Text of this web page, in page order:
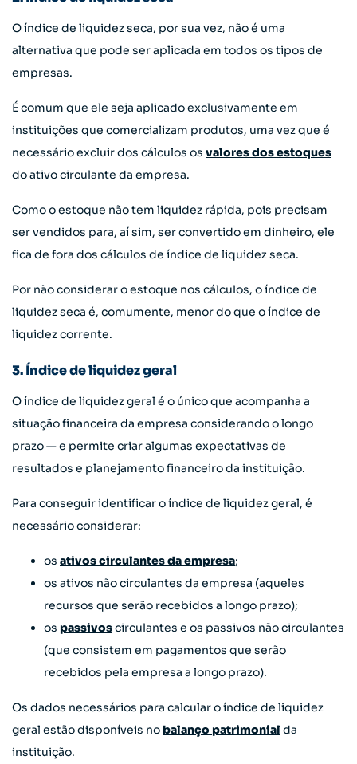
O índice de liquidez seca, por sua vez, não é uma
alternativa que pode ser aplicada em todos os tipos de
empresas.
É comum que ele seja aplicado exclusivamente em
instituições que comercializam produtos, uma vez que é
necessário excluir dos cálculos os valores dos estoques
do ativo circulante da empresa.
Como o estoque não tem liquidez rápida, pois precisam
ser vendidos para, aí sim, ser convertido em dinheiro, ele
fica de fora dos cálculos de índice de liquidez seca.
Por não considerar o estoque nos cálculos, o índice de
liquidez seca é, comumente, menor do que o índice de
liquidez corrente.
3. Índice de liquidez geral
O índice de liquidez geral é o único que acompanha a
situação financeira da empresa considerando o longo
prazo — e permite criar algumas expectativas de
resultados e planejamento financeiro da instituição.
Para conseguir identificar o índice de liquidez geral, é
necessário considerar:
os ativos circulantes da empresa;
os ativos não circulantes da empresa (aqueles
recursos que serão recebidos a longo prazo);
os passivoscirculantes e os passivos não circulantes
(que consistem em pagamentos que serão
recebidos pela empresa a longo prazo).
Os dados necessários para calcular o índice de liquidez
geral estão disponíveis no balanço patrimonial da
instituição.